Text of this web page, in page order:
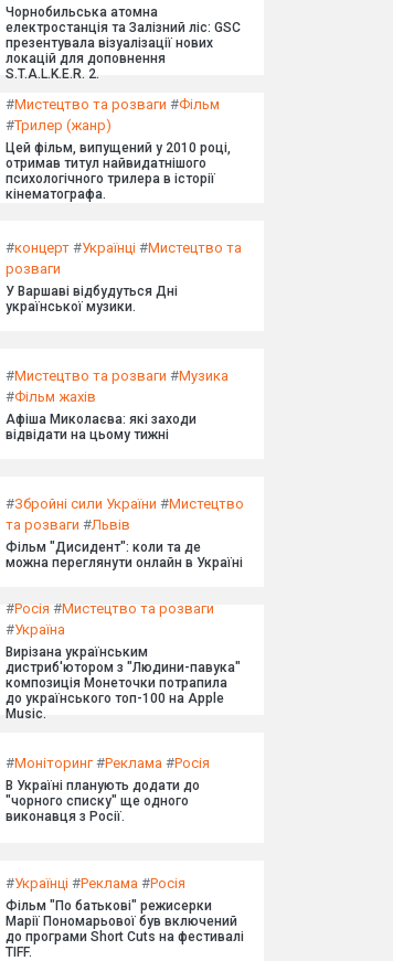
Чорнобильська атомна
електростанція та Залізний ліс: GSC
презентувала візуалізації нових
локацій для доповнення
S.T.A.L.K.E.R. 2.
#Мистецтво та розваги #Фільм
#Трилер (жанр)
Цей фільм, випущений у 2010 році,
отримав титул найвидатнішого
психологічного трилера в історії
кінематографа.
#концерт #Українці #Мистецтво та
розваги
У Варшаві відбудуться Дні
української музики.
#Мистецтво та розваги #Музика
#Фільм жахів
Афіша Миколаєва: які заходи
відвідати на цьому тижні
#Збройні сили України #Мистецтво
та розваги #Львів
Фільм "Дисидент": коли та де
можна переглянути онлайн в Україні
#Росія #Мистецтво та розваги
#Україна
Вирізана українським
дистриб'ютором з "Людини-павука"
композиція Монеточки потрапила
до українського топ-100 на Apple
Music.
#Моніторинг#Реклама #Росія
В Україні планують додати до
"чорного списку" ще одного
виконавця з Росії.
#Українці #Реклама #Росія
Фільм "По батькові" режисерки
Марії Пономарьової був включений
до програми Short Cuts на фестивалі
TIFF.